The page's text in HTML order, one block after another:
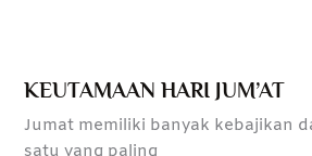
KEUTAMAAN HARI JUM’AT
Jumat memiliki banyak kebajikan